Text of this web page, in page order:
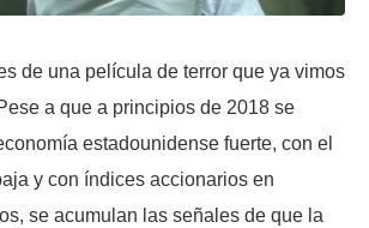
de una película de terror que ya vimos
a que a principios de 2018 se
estadounidense fuerte, con el
y con índices accionarios en
se acumulan las señales de que la